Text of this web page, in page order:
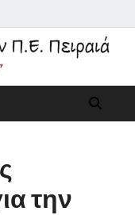
Π.Ε.
την